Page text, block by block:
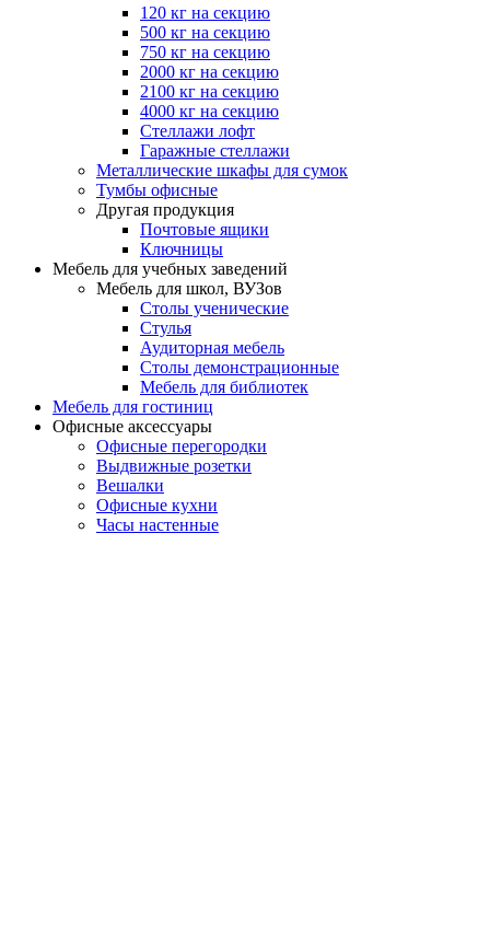
120 кг на секцию
500 кг на секцию
750 кг на секцию
2000 кг на секцию
2100 кг на секцию
4000 кг на секцию
Стеллажи лофт
Гаражные стеллажи
Металлические шкафы для сумок
Тумбы офисные
Другая продукция
Почтовые ящики
Ключницы
Мебель для учебных заведений
Мебель для школ, ВУЗов
Столы ученические
Стулья
Аудиторная мебель
Столы демонстрационные
Мебель для библиотек
Мебель для гостиниц
Офисные аксессуары
Офисные перегородки
Выдвижные розетки
Вешалки
Офисные кухни
Часы настенные